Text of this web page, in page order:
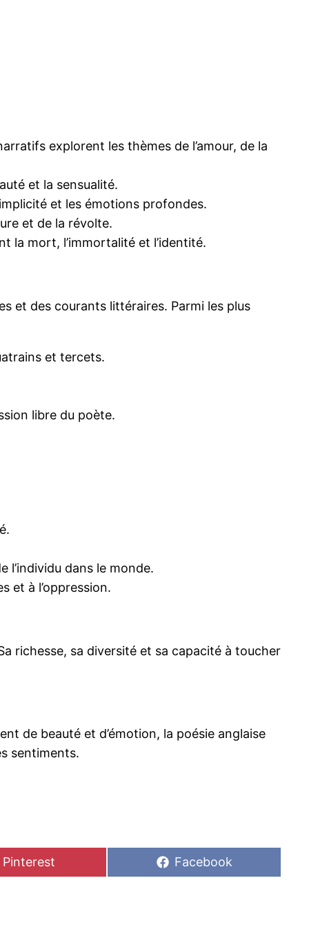
explorent les thèmes de l’amour, de la
et la sensualité.
et les émotions profondes.
et de la révolte.
la mort, l’immortalité et l’identité.
et des courants littéraires. Parmi les plus
et tercets.
libre du poète.
l’individu dans le monde.
et à l’oppression.
richesse, sa diversité et sa capacité à toucher
de beauté et d’émotion, la poésie anglaise
sentiments.
Share
on
Pinterest
Share
on
Facebook